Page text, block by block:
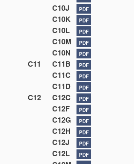
C10J PDF
C10K PDF
C10L PDF
C10M PDF
C10N PDF
C11 C11B PDF
C11C PDF
C11D PDF
C12 C12C PDF
C12F PDF
C12G PDF
C12H PDF
C12J PDF
C12L PDF